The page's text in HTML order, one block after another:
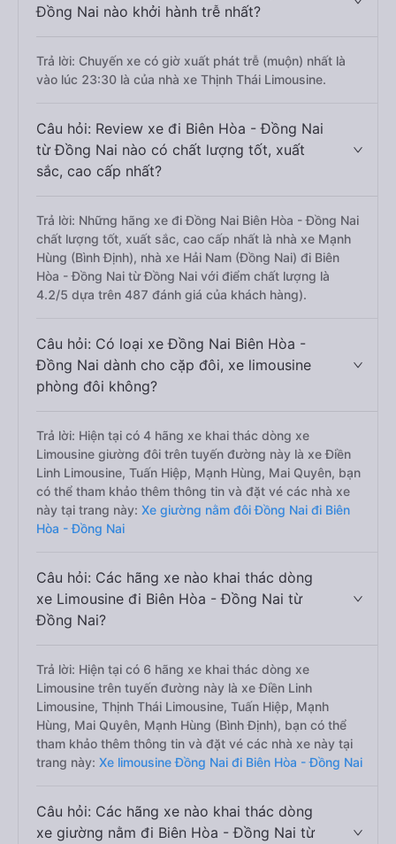
Đồng Nai nào khởi hành trễ nhất?
Trả lời: Chuyến xe có giờ xuất phát trễ (muộn) nhất là
vào lúc 23:30 là của nhà xe Thịnh Thái Limousine.
Câu hỏi: Review xe đi Biên Hòa - Đồng Nai
từ Đồng Nai nào có chất lượng tốt, xuất
sắc, cao cấp nhất?
Trả lời: Những hãng xe đi Đồng Nai Biên Hòa - Đồng Nai
chất lượng tốt, xuất sắc, cao cấp nhất là nhà xe Mạnh
Hùng (Bình Định), nhà xe Hải Nam (Đồng Nai) đi Biên
Hòa - Đồng Nai từ Đồng Nai với điểm chất lượng là
4.2/5 dựa trên 487 đánh giá của khách hàng).
Câu hỏi: Có loại xe Đồng Nai Biên Hòa -
Đồng Nai dành cho cặp đôi, xe limousine
phòng đôi không?
Trả lời: Hiện tại có 4 hãng xe khai thác dòng xe
Limousine giường đôi trên tuyến đường này là xe Điền
Linh Limousine, Tuấn Hiệp, Mạnh Hùng, Mai Quyên, bạn
có thể tham khảo thêm thông tin và đặt vé các nhà xe
này tại trang này: Xe giường nằm đôi Đồng Nai đi Biên
Hòa - Đồng Nai
Câu hỏi: Các hãng xe nào khai thác dòng
xe Limousine đi Biên Hòa - Đồng Nai từ
Đồng Nai?
Trả lời: Hiện tại có 6 hãng xe khai thác dòng xe
Limousine trên tuyến đường này là xe Điền Linh
Limousine, Thịnh Thái Limousine, Tuấn Hiệp, Mạnh
Hùng, Mai Quyên, Mạnh Hùng (Bình Định), bạn có thể
tham khảo thêm thông tin và đặt vé các nhà xe này tại
trang này: Xe limousine Đồng Nai đi Biên Hòa - Đồng Nai
Câu hỏi: Các hãng xe nào khai thác dòng
xe giường nằm đi Biên Hòa - Đồng Nai từ